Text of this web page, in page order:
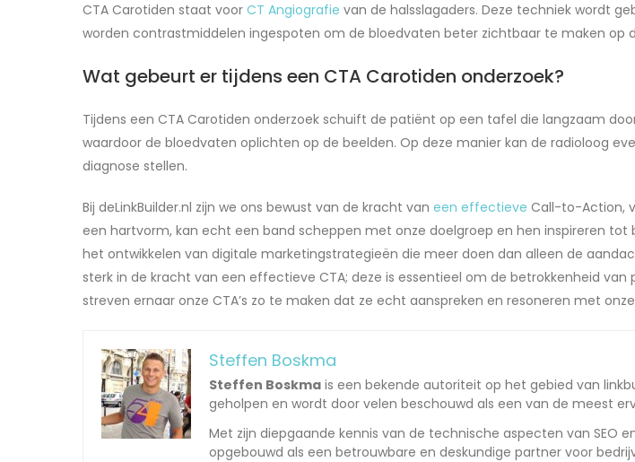
CTA Carotiden staat voor CT Angiografie van de halsslagaders. Deze techniek wordt
worden contrastmiddelen ingespoten om de bloedvaten beter zichtbaar te maken op
Wat gebeurt er tijdens een CTA Carotiden onderzoek?
Tijdens een CTA Carotiden onderzoek schuift de patiënt op een tafel die langzaam
waardoor de bloedvaten oplichten op de beelden. Op deze manier kan de radioloog
diagnose stellen.
Bij deLinkBuilder.nl zijn we ons bewust van de kracht van een effectieve Call-to-Action,
een hartvorm, kan echt een band scheppen met onze doelgroep en hen inspireren tot
het ontwikkelen van digitale marketingstrategieën die meer doen dan alleen de
sterk in de kracht van een effectieve CTA; deze is essentieel om de betrokkenheid
streven ernaar onze CTA’s zo te maken dat ze echt aanspreken en resoneren met
Steffen Boskma
Steffen Boskma is een bekende autoriteit op het gebied van
geholpen en wordt door velen beschouwd als een van de meest
Met zijn diepgaande kennis van de technische aspecten van SEO
opgebouwd als een betrouwbare en deskundige partner voor